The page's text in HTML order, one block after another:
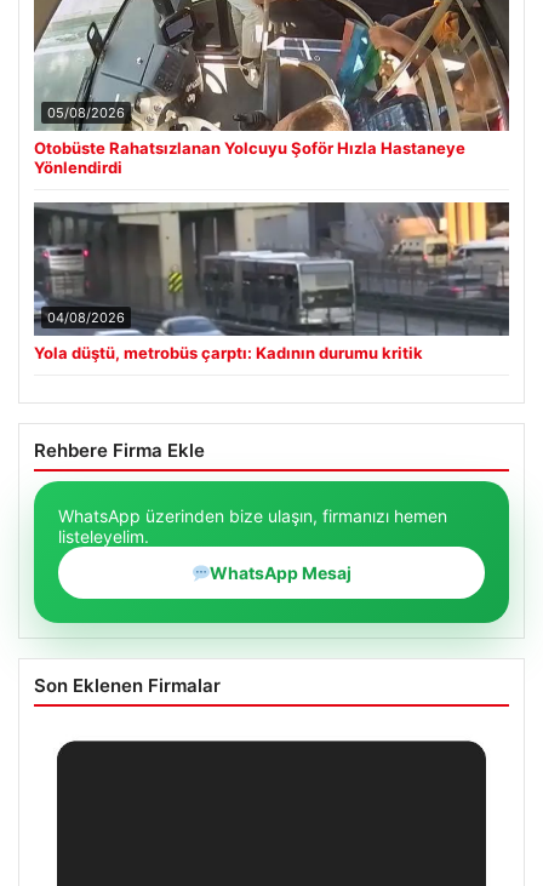
05/08/2026
Otobüste Rahatsızlanan Yolcuyu Şoför Hızla Hastaneye
Yönlendirdi
04/08/2026
Yola düştü, metrobüs çarptı: Kadının durumu kritik
Rehbere Firma Ekle
WhatsApp üzerinden bize ulaşın, firmanızı hemen
listeleyelim.
WhatsApp Mesaj
Son Eklenen Firmalar